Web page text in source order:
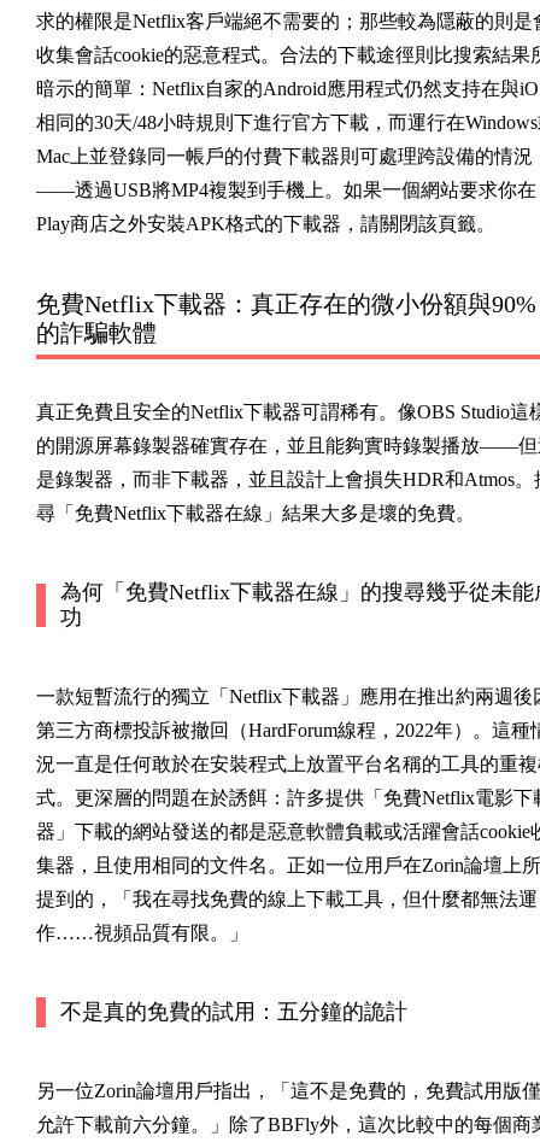
求的權限是Netflix客戶端絕不需要的；那些較為隱蔽的則是
收集會話cookie的惡意程式。合法的下載途徑則比搜索結果
暗示的簡單：Netflix自家的Android應用程式仍然支持在與
相同的30天/48小時規則下進行官方下載，而運行在
Mac上並登錄同一帳戶的付費下載器則可處理跨設備的情況
——透過USB將MP4複製到手機上。如果一個網站要求你在
Play商店之外安裝APK格式的下載器，請關閉該頁籤。
免費Netflix下載器：真正存在的微小份額與90%
的詐騙軟體
真正免費且安全的Netflix下載器可謂稀有。像OBS Studio這
的開源屏幕錄製器確實存在，並且能夠實時錄製播放——但
是錄製器，而非下載器，並且設計上會損失HDR和Atmos。
尋「免費Netflix下載器在線」結果大多是壞的免費。
為何「免費Netflix下載器在線」的搜尋幾乎從未能
功
一款短暫流行的獨立「Netflix下載器」應用在推出約兩週後
第三方商標投訴被撤回（HardForum線程，2022年）。這種
況一直是任何敢於在安裝程式上放置平台名稱的工具的重
式。更深層的問題在於誘餌：許多提供「免費Netflix電影下
器」下載的網站發送的都是惡意軟體負載或活躍會話cookie
集器，且使用相同的文件名。正如一位用戶在Zorin論壇上所
提到的，「我在尋找免費的線上下載工具，但什麼都無法運
作……視頻品質有限。」
不是真的免費的試用：五分鐘的詭計
另一位Zorin論壇用戶指出，「這不是免費的，免費試用版僅
允許下載前六分鐘。」除了BBFly外，這次比較中的每個商